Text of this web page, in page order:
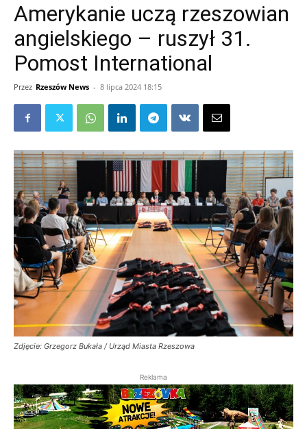
Amerykanie uczą rzeszowian
angielskiego – ruszył 31.
Pomost International
Przez Rzeszów News - 8 lipca 2024 18:15
Zdjęcie: Grzegorz Bukała / Urząd Miasta Rzeszowa
Reklama